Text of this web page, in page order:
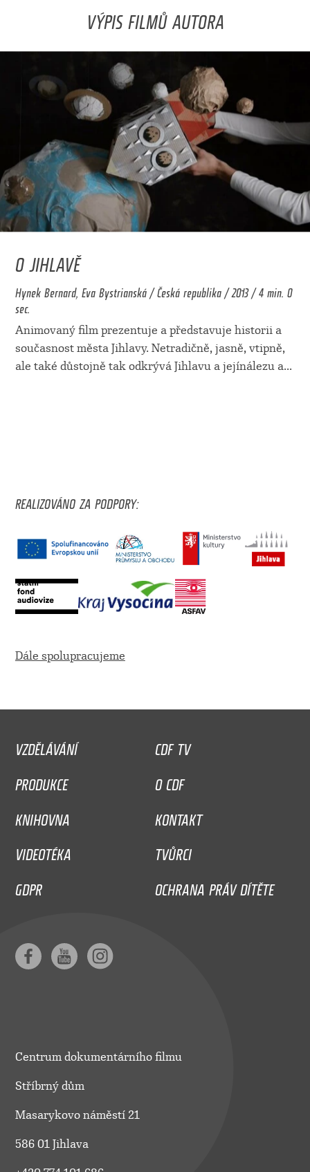
VÝPIS FILMŮ AUTORA
O JIHLAVĚ
Hynek Bernard, Eva Bystrianská / Česká republika / 2013 / 4 min. 0
sec.
Animovaný film prezentuje a představuje historii a
současnost města Jihlavy. Netradičně, jasně, vtipně,
ale také důstojně tak odkrývá Jihlavu a jejínálezu a...
REALIZOVÁNO ZA PODPORY:
Dále spolupracujeme
VZDĚLÁVÁNÍ
CDF TV
PRODUKCE
O CDF
KNIHOVNA
KONTAKT
VIDEOTÉKA
TVŮRCI
GDPR
OCHRANA PRÁV DÍTĚTE
Centrum dokumentárního filmu
Stříbrný dům
Masarykovo náměstí 21
586 01 Jihlava